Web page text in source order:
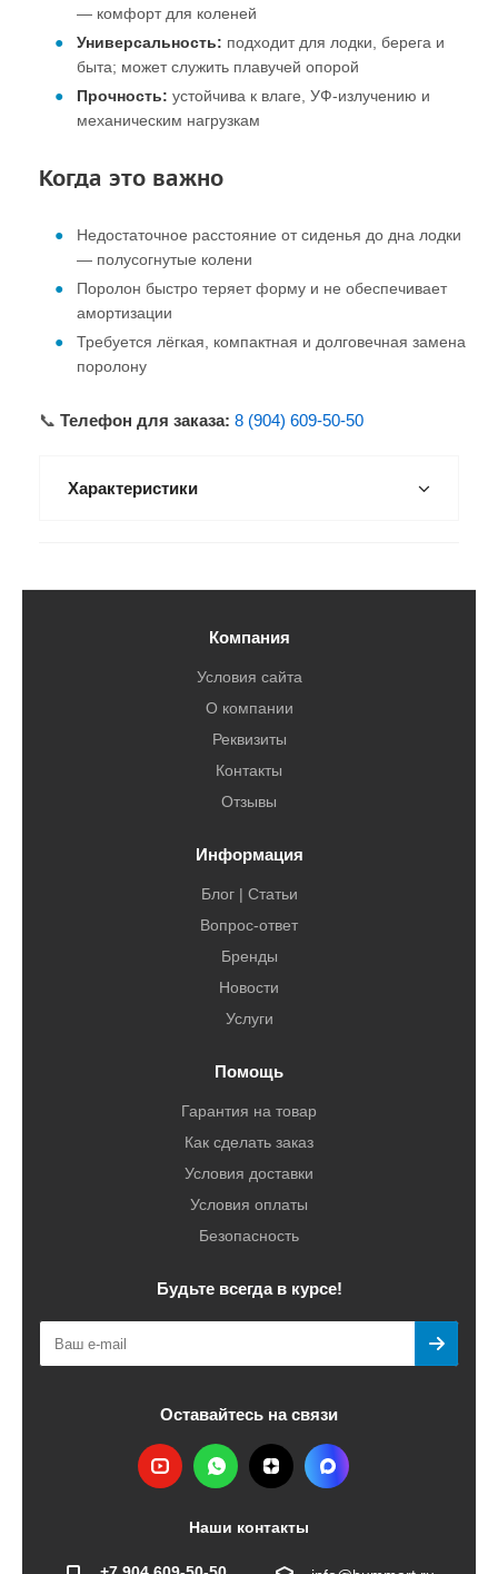
— комфорт для коленей
Универсальность: подходит для лодки, берега и
быта; может служить плавучей опорой
Прочность: устойчива к влаге, УФ-излучению и
механическим нагрузкам
Когда это важно
Недостаточное расстояние от сиденья до дна лодки
— полусогнутые колени
Поролон быстро теряет форму и не обеспечивает
амортизации
Требуется лёгкая, компактная и долговечная замена
поролону
📞 Телефон для заказа: 8 (904) 609-50-50
Характеристики
Компания
Условия сайта
О компании
Реквизиты
Контакты
Отзывы
Информация
Блог | Статьи
Вопрос-ответ
Бренды
Новости
Услуги
Помощь
Гарантия на товар
Как сделать заказ
Условия доставки
Условия оплаты
Безопасность
Будьте всегда в курсе!
Оставайтесь на связи
Наши контакты